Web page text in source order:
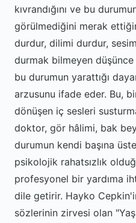
kıvrandığını ve bu
görülmediğini merak
durdur, dilimi durdur,
durmak bilmeyen düşünce
bu durumun yarattığı
arzusunu ifade eder. Bu,
dönüşen iç sesleri
doktor, gör hâlimi, bak
durumun kendi başına
psikolojik rahatsızlık
profesyonel bir yardıma
dile getirir. Hayko
sözlerinin zirvesi olan